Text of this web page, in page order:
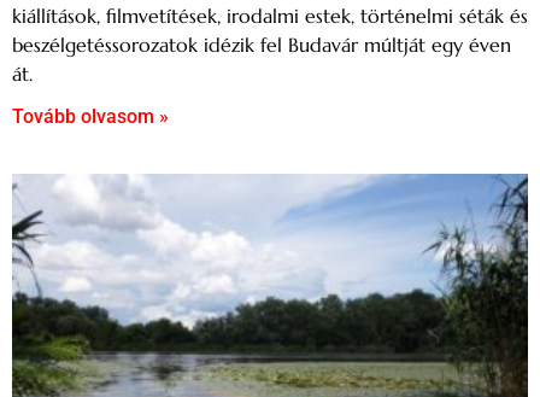
kiállítások, filmvetítések, irodalmi estek, történelmi séták és
beszélgetéssorozatok idézik fel Budavár múltját egy éven
át.
Tovább olvasom »